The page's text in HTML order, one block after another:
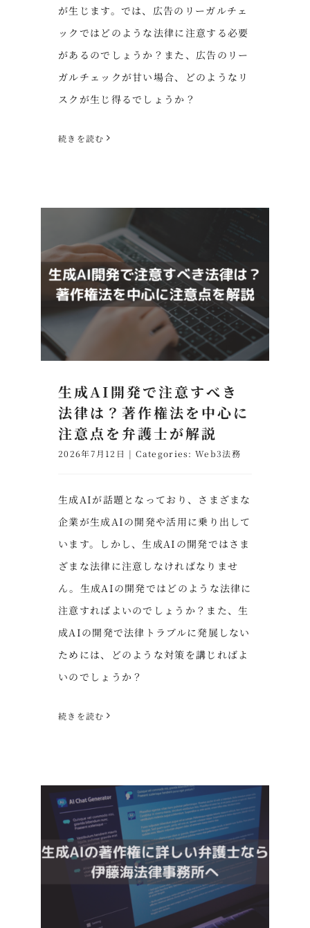
が生じます。では、広告のリーガルチェ
ックではどのような法律に注意する必要
があるのでしょうか？また、広告のリー
ガルチェックが甘い場合、どのようなリ
スクが生じ得るでしょうか？
続きを読む
生成AI開発で注意すべき
法律は？著作権法を中心に
注意点を弁護士が解説
2026年7月12日 | Categories:Web3法務
生成AIが話題となっており、さまざまな
企業が生成AIの開発や活用に乗り出して
います。しかし、生成AIの開発ではさま
ざまな法律に注意しなければなりませ
ん。生成AIの開発ではどのような法律に
注意すればよいのでしょうか？また、生
成AIの開発で法律トラブルに発展しない
ためには、どのような対策を講じればよ
いのでしょうか？
続きを読む